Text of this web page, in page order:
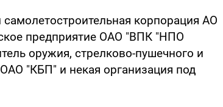
корпорация АО
предприятие ОАО "ВПК "НПО
оружия, стрелково-пушечного и
"КБП" и некая организация под